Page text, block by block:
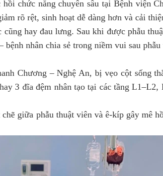
chức năng chuyên sâu tại Bệnh viện
rõ rệt, sinh hoạt dễ dàng hơn và cải
hay đau lưng. Sau khi được phẫu
nhân chia sẻ trong niềm vui sau phẫu
Chương – Nghệ An, bị vẹo cột sống
3 đĩa đệm nhân tạo tại các tầng
giữa phẫu thuật viên và ê-kíp gây mê